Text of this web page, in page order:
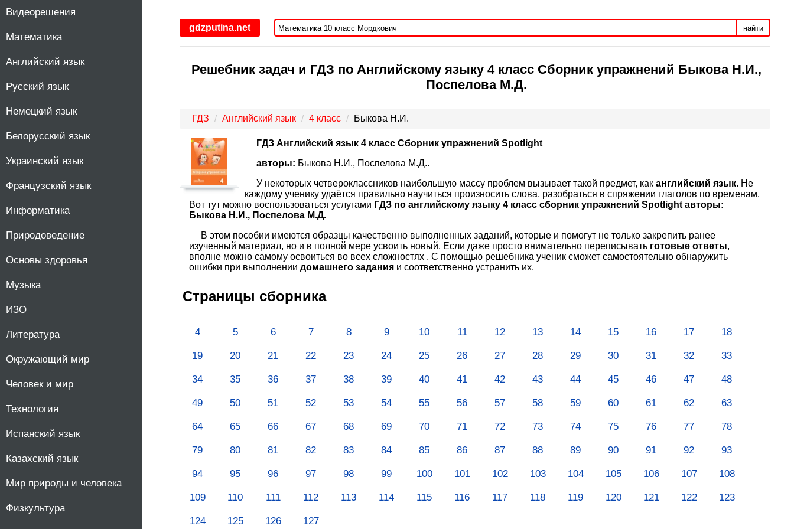
Видеорешения
Математика
Английский язык
Русский язык
Немецкий язык
Белорусский язык
Украинский язык
Французский язык
Информатика
Природоведение
Основы здоровья
Музыка
ИЗО
Литература
Окружающий мир
Человек и мир
Технология
Испанский язык
Казахский язык
Мир природы и человека
Физкультура
gdzputina.net найти
Решебник задач и ГДЗ по Английскому языку 4 класс Сборник упражнений Быкова Н.И.,
Поспелова М.Д.
ГДЗ Английский язык 4 класс Быкова Н.И.
ГДЗ Английский язык 4 класс Сборник упражнений Spotlight
авторы: Быкова Н.И., Поспелова М.Д..
У некоторых четвероклассников наибольшую массу проблем вызывает такой предмет, как английский язык. Не
каждому ученику удаётся правильно научиться произносить слова, разобраться в спряжении глаголов по временам.
Вот тут можно воспользоваться услугами ГДЗ по английскому языку 4 класс сборник упражнений Spotlight авторы:
Быкова Н.И., Поспелова М.Д.
В этом пособии имеются образцы качественно выполненных заданий, которые и помогут не только закрепить ранее
изученный материал, но и в полной мере усвоить новый. Если даже просто внимательно переписывать готовые ответы,
вполне можно самому освоиться во всех сложностях . С помощью решебника ученик сможет самостоятельно обнаружить
ошибки при выполнении домашнего задания и соответственно устранить их.
Страницы сборника
4 5 6 7 8 9 10 11 12 13 14 15 16 17 18
19 20 21 22 23 24 25 26 27 28 29 30 31 32 33
34 35 36 37 38 39 40 41 42 43 44 45 46 47 48
49 50 51 52 53 54 55 56 57 58 59 60 61 62 63
64 65 66 67 68 69 70 71 72 73 74 75 76 77 78
79 80 81 82 83 84 85 86 87 88 89 90 91 92 93
94 95 96 97 98 99 100 101 102 103 104 105 106 107 108
109 110 111 112 113 114 115 116 117 118 119 120 121 122 123
124 125 126 127